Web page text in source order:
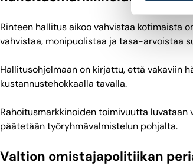
Rinteen hallitus aikoo vahvistaa kotimaista
vahvistaa, monipuolistaa ja tasa-arvoistaa
Hallitusohjelmaan on kirjattu, että vakaviin
kustannustehokkaalla tavalla.
Rahoitusmarkkinoiden toimivuutta
päätetään työryhmävalmistelun pohjalta.
Valtion omistajapolitiikan